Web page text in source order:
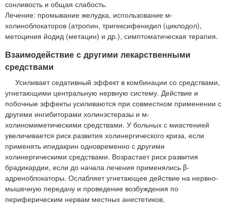
сонливость и общая слабость.
Лечение: промывание желудка, использование м-
холиноблокаторов (атропин, тригексифенидил (циклодол),
метоциния йодид (метацин) и др.), симптоматическая терапия.
Взаимодействие с другими лекарственными
средствами
Усиливает седативный эффект в комбинации со средствами,
угнетающими центральную нервную систему. Действие и
побочные эффекты усиливаются при совместном применении с
другими ингибиторами холинэстеразы и м-
холиномиметическими средствами. У больных с миастенией
увеличивается риск развития холинергического криза, если
применять ипидакрин одновременно с другими
холинергическими средствами. Возрастает риск развития
брадикардии, если до начала лечения применялись β-
адреноблокаторы. Ослабляет угнетающее действие на нервно-
мышечную передачу и проведение возбуждения по
периферическим нервам местных анестетиков,